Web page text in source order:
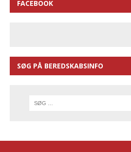
FACEBOOK
SØG PÅ BEREDSKABSINFO